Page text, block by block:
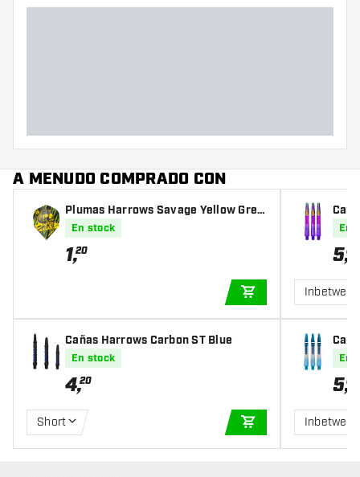
A MENUDO COMPRADO CON
Plumas Harrows Savage Yellow Gree
n NO6
En stock
1,20
AÑADIR A LA
Cañas Harrows Carbon ST Blue
En stock
4,20
Short
AÑADIR A LA
En
5,00
Inbetween
En
5,00
Inbetween